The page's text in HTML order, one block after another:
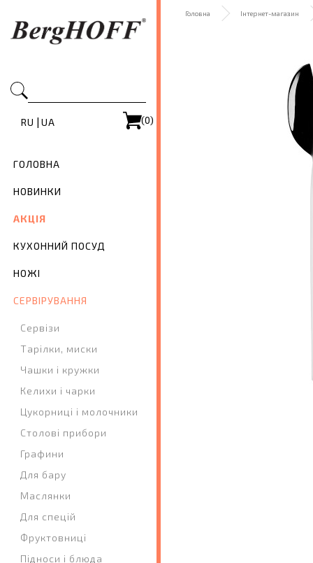
RU | UA (0)
ГОЛОВНА
НОВИНКИ
АКЦІЯ
КУХОННИЙ ПОСУД
НОЖІ
СЕРВІРУВАННЯ
Сервізи
Тарілки, миски
Чашки і кружки
Келихи і чарки
Цукорниці і молочники
Столові прибори
Графини
Для бару
Маслянки
Для спецій
Фруктовниці
Підноси і блюда
Головна Інтернет-магазин